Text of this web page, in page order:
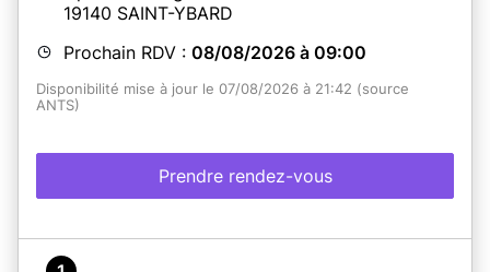
19140 SAINT-YBARD
Prochain RDV : 08/08/2026 à 09:00
Disponibilité mise à jour le 07/08/2026 à 21:42 (source
ANTS)
Prendre rendez-vous